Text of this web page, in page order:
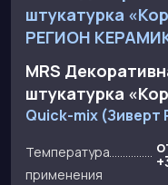
MRS
штукатурка
Quick-mix (Зиверт
Температура
применения